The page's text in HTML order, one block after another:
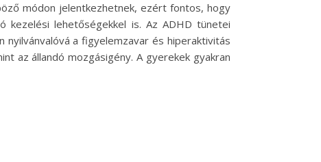
módon jelentkezhetnek, ezért fontos, hogy
kezelési lehetőségekkel is. Az ADHD tünetei
nyilvánvalóvá a figyelemzavar és hiperaktivitás
az állandó mozgásigény. A gyerekek gyakran